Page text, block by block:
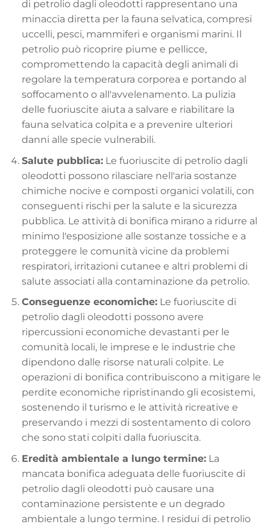
di petrolio dagli oleodotti rappresentano una
minaccia diretta per la fauna selvatica, compresi
uccelli, pesci, mammiferi e organismi marini. Il
petrolio può ricoprire piume e pellicce,
compromettendo la capacità degli animali di
regolare la temperatura corporea e portando al
soffocamento o all'avvelenamento. La pulizia
delle fuoriuscite aiuta a salvare e riabilitare la
fauna selvatica colpita e a prevenire ulteriori
danni alle specie vulnerabili.
Salute pubblica:Le fuoriuscite di petrolio dagli
oleodotti possono rilasciare nell'aria sostanze
chimiche nocive e composti organici volatili, con
conseguenti rischi per la salute e la sicurezza
pubblica. Le attività di bonifica mirano a ridurre al
minimo l'esposizione alle sostanze tossiche e a
proteggere le comunità vicine da problemi
respiratori, irritazioni cutanee e altri problemi di
salute associati alla contaminazione da petrolio.
Conseguenze economiche:Le fuoriuscite di
petrolio dagli oleodotti possono avere
ripercussioni economiche devastanti per le
comunità locali, le imprese e le industrie che
dipendono dalle risorse naturali colpite. Le
operazioni di bonifica contribuiscono a mitigare le
perdite economiche ripristinando gli ecosistemi,
sostenendo il turismo e le attività ricreative e
preservando i mezzi di sostentamento di coloro
che sono stati colpiti dalla fuoriuscita.
Eredità ambientale a lungo termine:La
mancata bonifica adeguata delle fuoriuscite di
petrolio dagli oleodotti può causare una
contaminazione persistente e un degrado
ambientale a lungo termine. I residui di petrolio